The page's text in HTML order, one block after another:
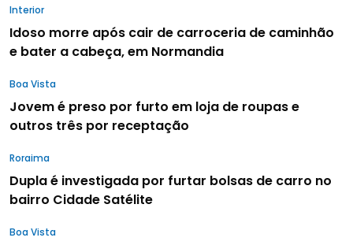
Interior
Idoso morre após cair de carroceria de caminhão
e bater a cabeça, em Normandia
Boa Vista
Jovem é preso por furto em loja de roupas e
outros três por receptação
Roraima
Dupla é investigada por furtar bolsas de carro no
bairro Cidade Satélite
Boa Vista